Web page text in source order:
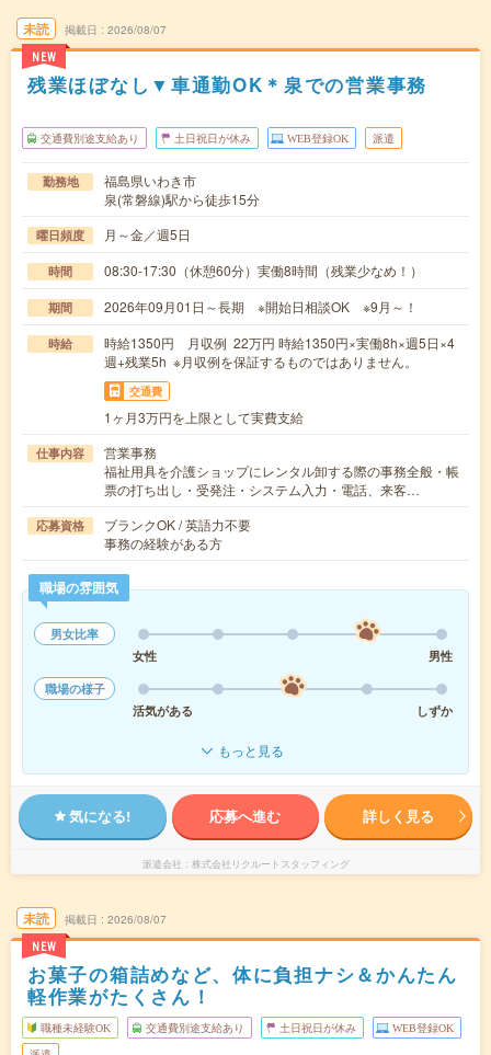
未読
NEW
掲載日 2026/08/07
残業ほぼなし▼車通勤OK＊泉での営業事務
交通費別途支給あり 土日祝日が休み WEB登録OK 派遣
勤務地
福島県いわき市
泉(常磐線)駅から徒歩15分
曜日頻度 月～金／週5日
時間 08:30-17:30（休憩60分）実働8時間（残業少なめ！）
期間 2026年09月01日～長期 ※開始日相談OK ※9月～！
時給
時給1350円 月収例 22万円 時給1350円×実働8h×週5日×4
週+残業5h ※月収例を保証するものではありません。
交通費
1ヶ月3万円を上限として実費支給
仕事内容
営業事務
福祉用具を介護ショップにレンタル卸する際の事務全般・帳
票の打ち出し・受発注・システム入力・電話、来客…
応募資格
ブランクOK / 英語力不要
事務の経験がある方
職場の雰囲気
男女比率
女性
男性
職場の様子
活気がある
しずか
もっと見る
気になる! 応募へ進む 詳しく見る
派遣会社 株式会社リクルートスタッフィング
未読
NEW
掲載日 2026/08/07
お菓子の箱詰めなど、体に負担ナシ＆かんたん
軽作業がたくさん！
職種未経験OK 交通費別途支給あり 土日祝日が休み WEB登録OK